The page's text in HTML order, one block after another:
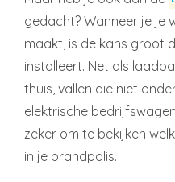
gedacht? Wanneer je je
maakt, is de kans groot
installeert. Net als
thuis, vallen die niet
elektrische
zeker om te bekijken
in je brandpolis.